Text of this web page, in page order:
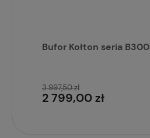
Bufor Kołton seria B300
2 799,00 zł
3 997,50 zł